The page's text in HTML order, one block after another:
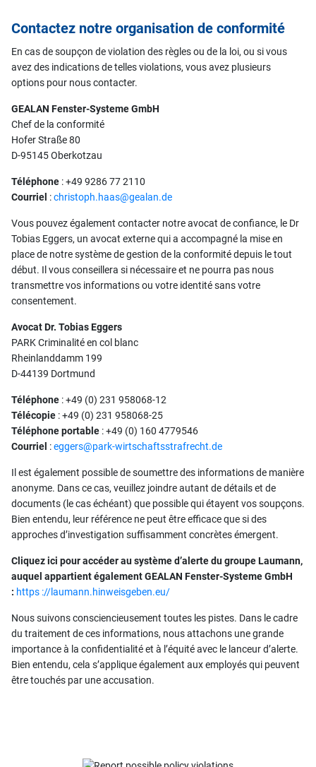
Contactez notre organisation de conformité
En cas de soupçon de violation des règles ou de la loi, ou si vous
avez des indications de telles violations, vous avez plusieurs
options pour nous contacter.
GEALAN Fenster-Systeme GmbH
Chef de la conformité
Hofer Straße 80
D-95145 Oberkotzau
Téléphone : +49 9286 77 2110
Courriel :christoph.haas@gealan.de
Vous pouvez également contacter notre avocat de confiance, le Dr
Tobias Eggers, un avocat externe qui a accompagné la mise en
place de notre système de gestion de la conformité depuis le tout
début. Il vous conseillera si nécessaire et ne pourra pas nous
transmettre vos informations ou votre identité sans votre
consentement.
Avocat Dr. Tobias Eggers
PARK Criminalité en col blanc
Rheinlanddamm 199
D-44139 Dortmund
Téléphone : +49 (0) 231 958068-12
Télécopie : +49 (0) 231 958068-25
Téléphone portable : +49 (0) 160 4779546
Courriel :eggers@park-wirtschaftsstrafrecht.de
Il est également possible de soumettre des informations de manière
anonyme. Dans ce cas, veuillez joindre autant de détails et de
documents (le cas échéant) que possible qui étayent vos soupçons.
Bien entendu, leur référence ne peut être efficace que si des
approches d’investigation suffisamment concrètes émergent.
Cliquez ici pour accéder au système d’alerte du groupe Laumann,
auquel appartient également GEALAN Fenster-Systeme GmbH
: https ://laumann.hinweisgeben.eu/
Nous suivons consciencieusement toutes les pistes. Dans le cadre
du traitement de ces informations, nous attachons une grande
importance à la confidentialité et à l’équité avec le lanceur d’alerte.
Bien entendu, cela s’applique également aux employés qui peuvent
être touchés par une accusation.